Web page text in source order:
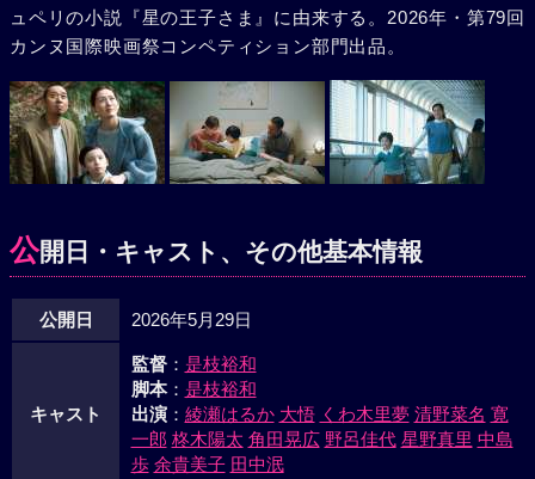
ュペリの小説『星の王子さま』に由来する。2026年・第79回
カンヌ国際映画祭コンペティション部門出品。
公開日・キャスト、その他基本情報
公開日 2026年5月29日
キャスト
監督： 是枝裕和
脚本： 是枝裕和
出演： 綾瀬はるか 大悟 くわ木里夢 清野菜名 寛
一郎 柊木陽太 角田晃広 野呂佳代 星野真里 中島
歩 余貴美子 田中泯